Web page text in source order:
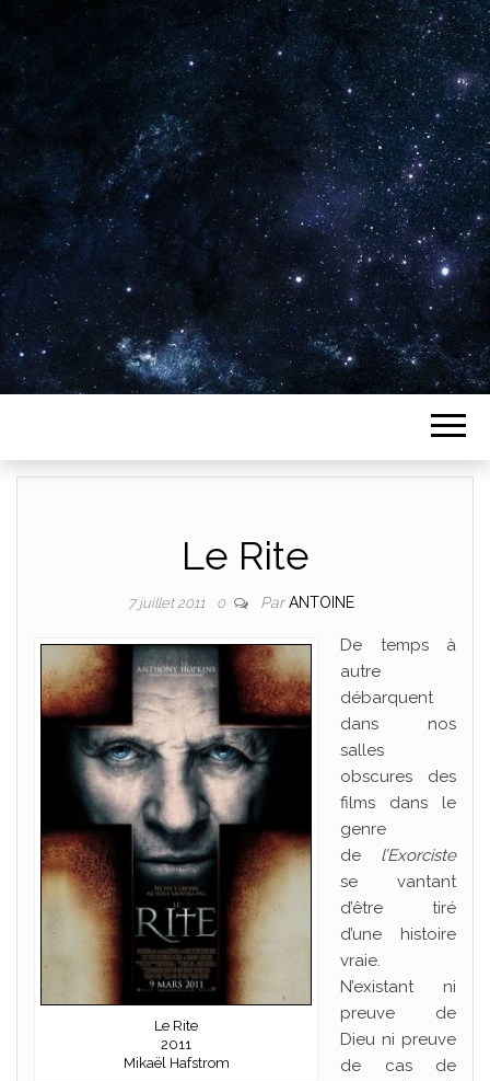
Plus de 2800 critiques de films
Le Rite
7 juillet 2011 0 ParANTOINE
Le Rite
2011
Mikaël Hafstrom
De temps à
autre
débarquent
dans nos
salles
obscures des
films dans le
genre
de l’Exorciste
se vantant
d’être tiré
d’une histoire
vraie.
N’existant ni
preuve de
Dieu ni preuve
de cas de